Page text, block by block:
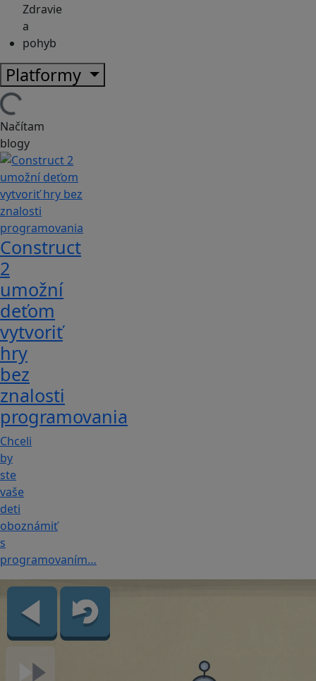
Zdravie
a
pohyb
Platformy
Načítam
blogy
Construct
2
umožní
deťom
vytvoriť
hry
bez
znalosti
programovania
Chceli
by
ste
vaše
deti
oboznámiť
s
programovaním…